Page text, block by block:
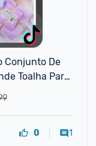
Conjunto De
Toalha Para
0 1